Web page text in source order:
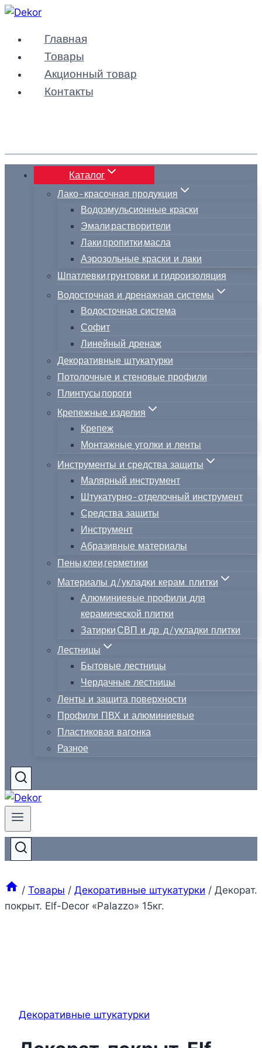
Перейти
содержимому
Главная
Товары
Акционный товар
Контакты
Каталог
Лако-красочная продукция
Водоэмульсионные краски
Эмали,растворители
Лаки,пропитки,масла
Аэрозольные краски и лаки
Шпатлевки,грунтовки и гидроизоляция
Водосточная и дренажная системы
Водосточная система
Софит
Линейный дренаж
Декоративные штукатурки
Потолочные и стеновые профили
Плинтусы,пороги
Крепежные изделия
Крепеж
Монтажные уголки и ленты
Инструменты и средства защиты
Малярный инструмент
Штукатурно-отделочный инструмент
Средства защиты
Инструмент
Абразивные материалы
Пены,клеи,герметики
Материалы д/укладки керам. плитки
Алюминиевые профили для
керамической плитки
Затирки,СВП и др. д/укладки плитки
Лестницы
Бытовые лестницы
Чердачные лестницы
Ленты и защита поверхности
Профили ПВХ и алюминиевые
Пластиковая вагонка
Разное
/ Товары / Декоративные штукатурки / Декорат.
покрыт. Elf-Decor «Palazzo» 15кг.
Декоративные штукатурки